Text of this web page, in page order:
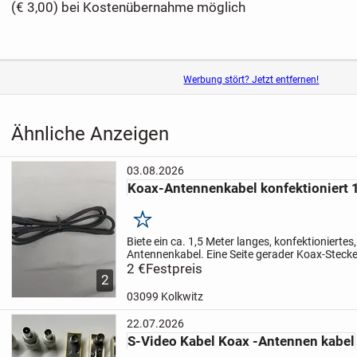
(€ 3,00) bei Kostenübernahme möglich
Werbung stört? Jetzt entfernen!
Ähnliche Anzeigen
2
03.08.2026
Koax-Antennenkabel konfektioniert
Merken
Biete ein ca. 1,5 Meter langes,
Antennenkabel. Eine Seite gerader Koax-
gerade Koax-Buchse. Das Kabel ist doppelt
Impedanz von 75...
2 €Festpreis
03099 Kolkwitz
22.07.2026
S-Video Kabel Koax -Antennen kabel